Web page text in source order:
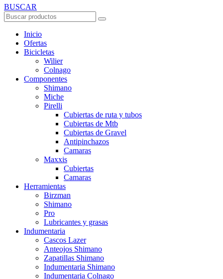
BUSCAR
Inicio
Ofertas
Bicicletas
Wilier
Colnago
Componentes
Shimano
Miche
Pirelli
Cubiertas de ruta y tubos
Cubiertas de Mtb
Cubiertas de Gravel
Antipinchazos
Camaras
Maxxis
Cubiertas
Camaras
Herramientas
Birzman
Shimano
Pro
Lubricantes y grasas
Indumentaria
Cascos Lazer
Anteojos Shimano
Zapatillas Shimano
Indumentaria Shimano
Indumentaria Colnago